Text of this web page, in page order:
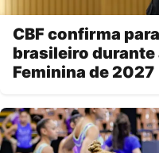
CBF confirma
brasileiro durante
Feminina de 2027